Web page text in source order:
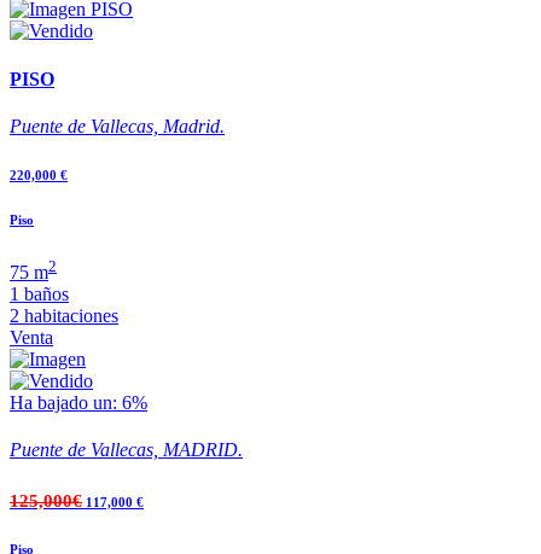
PISO
Puente de Vallecas, Madrid.
220,000 €
Piso
75 m2
1 baños
2 habitaciones
Venta
Ha bajado un: 6%
Puente de Vallecas, MADRID.
125,000€ 117,000 €
Piso